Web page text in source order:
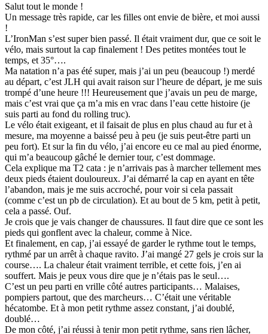
Salut tout le monde !
Un message très rapide, car les filles ont envie de bière, et moi aussi
!
L’IronMan s’est super bien passé. Il était vraiment dur, que ce soit le
vélo, mais surtout la cap finalement ! Des petites montées tout le
temps, et 35°….
Ma natation n’a pas été super, mais j’ai un peu (beaucoup !) merdé
au départ, c’est JLH qui avait raison sur l’heure de départ, je me suis
trompé d’une heure !!! Heureusement que j’avais un peu de marge,
mais c’est vrai que ça m’a mis en vrac dans l’eau cette histoire (je
suis parti au fond du rolling truc).
Le vélo était exigeant, et il faisait de plus en plus chaud au fur et à
mesure, ma moyenne a baissé peu à peu (je suis peut-être parti un
peu fort). Et sur la fin du vélo, j’ai encore eu ce mal au pied énorme,
qui m’a beaucoup gâché le dernier tour, c’est dommage.
Cela explique ma T2 cata : je n’arrivais pas à marcher tellement mes
deux pieds étaient douloureux. J’ai démarré la cap en ayant en tête
l’abandon, mais je me suis accroché, pour voir si cela passait
(comme c’est un pb de circulation). Et au bout de 5 km, petit à petit,
cela a passé. Ouf.
Je crois que je vais changer de chaussures. Il faut dire que ce sont les
pieds qui gonflent avec la chaleur, comme à Nice.
Et finalement, en cap, j’ai essayé de garder le rythme tout le temps,
rythmé par un arrêt à chaque ravito. J’ai mangé 27 gels je crois sur la
course…. La chaleur était vraiment terrible, et cette fois, j’en ai
souffert. Mais je peux vous dire que je n’étais pas le seul….
C’est un peu parti en vrille côté autres participants… Malaises,
pompiers partout, que des marcheurs… C’était une véritable
hécatombe. Et à mon petit rythme assez constant, j’ai doublé,
doublé…
De mon côté, j’ai réussi à tenir mon petit rythme, sans rien lâcher,